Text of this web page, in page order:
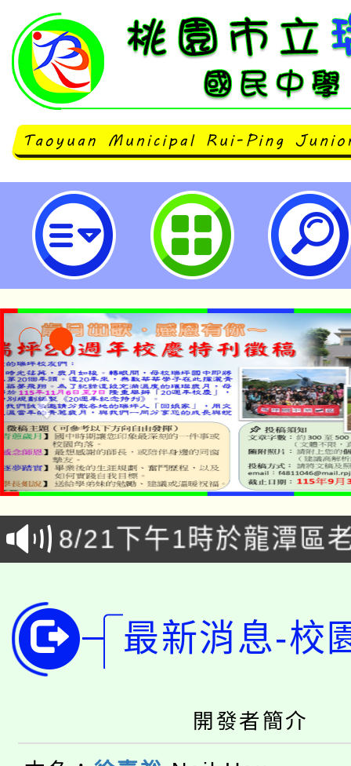
neilrpjhstyc網站設計者：徐嘉
「本色祭」8/29、30在
場熱烈登場!
8/21下午1時於龍潭區
徵才活動。
YOUNG桃局內行報名
局官網。
8月14至27日，桃園電
開!
115年桃園市運動會8/
視費優惠，中低收入戶
大園自造教育及科技
最新消息-校
開發者簡介